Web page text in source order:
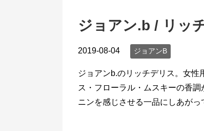
ジョアン.b / リッ
2019-08-04 ジョアンB
ジョアンb.のリッチデリス。女性
ス・フローラル・ムスキーの香
ニンを感じさせる一品にしあが